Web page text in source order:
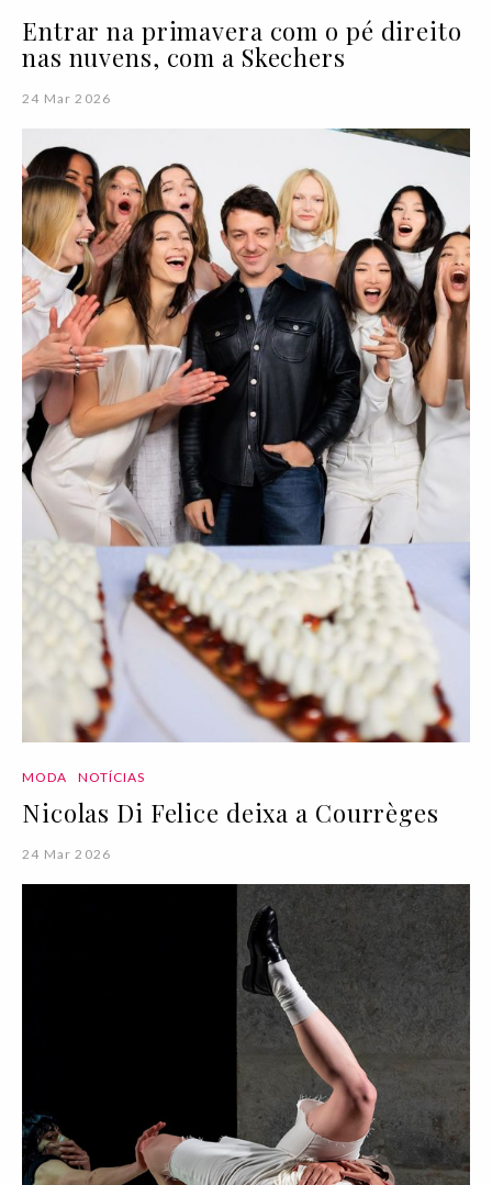
Entrar na primavera com o pé direito
nas nuvens, com a Skechers
24 Mar 2026
MODA NOTÍCIAS
Nicolas Di Felice deixa a Courrèges
24 Mar 2026